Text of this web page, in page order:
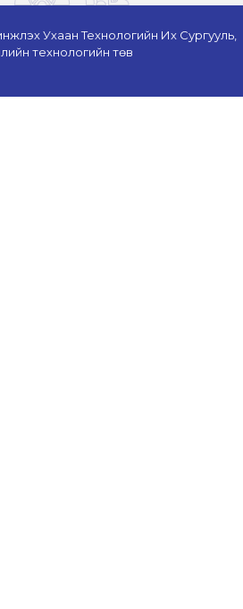
Ухаан Технологийн Их Сургууль,
технологийн төв